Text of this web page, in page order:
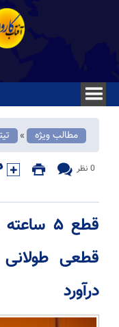
« مطالب ویژه
0 نظر
قطع ۵
قطعی
درآورد